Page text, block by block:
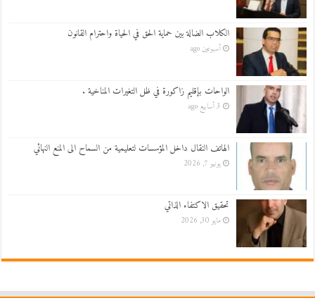
الكلاب الضالة بين حماية الحق في الحياة واحترام القانون
أسبوعين ago
الواحات بإقليم زاكورة في ظل التغيرات المناخية .
3 أسابيع ago
الهاتف النقال داخل المؤسسات لتعليمية من السماح الى المنع النهائي
يونيو 7, 2026
تحقيق الاكتفاء الذاتي
مايو 30, 2026